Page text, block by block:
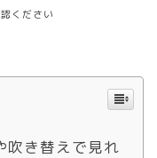
ください
吹き替えで見れ